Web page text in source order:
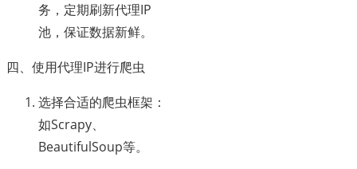
务，定期刷新代理IP
池，保证数据新鲜。
四、使用代理IP进行爬虫
选择合适的爬虫框架：
如Scrapy、
BeautifulSoup等。